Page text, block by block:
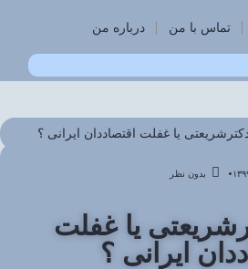
تماس با من درباره من
یا غفلت اقتصاددان ایرانی ؟
بدون نظر
یا غفلت
ایرانی ؟